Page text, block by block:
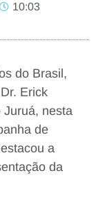
10:03
do Brasil,
Erick
Juruá, nesta
de
a
da